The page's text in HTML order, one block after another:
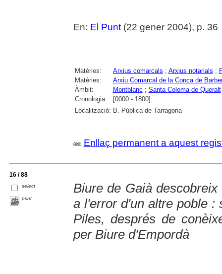
En: El Punt(22 gener 2004), p. 36
Matèries: Arxius comarcals ; Arxius notarials ;
Matèries:
Arxiu Comarcal de la Conca de
Àmbit:
Montblanc ; Santa Coloma de Queralt
Cronologia:
[0000 - 1800]
Localització: B. Pública de Tarragona
Enllaç permanent a aquest
16 / 88
select
print
Biure de Gaià
a l'error d'un altre poble :
Piles, després de
per Biure d'Empordà